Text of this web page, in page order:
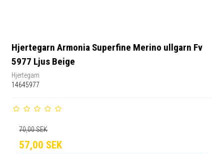
Hjertegarn Armonia Superfine Merino ullgarn Fv
5977 Ljus Beige
Hjertegarn
14645977
70,00 SEK
57,00 SEK